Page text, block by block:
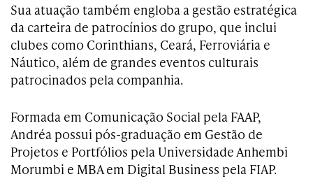
Sua atuação também engloba a gestão estratégica
da carteira de patrocínios do grupo, que inclui
clubes como Corinthians, Ceará, Ferroviária e
Náutico, além de grandes eventos culturais
patrocinados pela companhia.
Formada em Comunicação Social pela FAAP,
Andréa possui pós-graduação em Gestão de
Projetos e Portfólios pela Universidade Anhembi
Morumbi e MBA em Digital Business pela FIAP.